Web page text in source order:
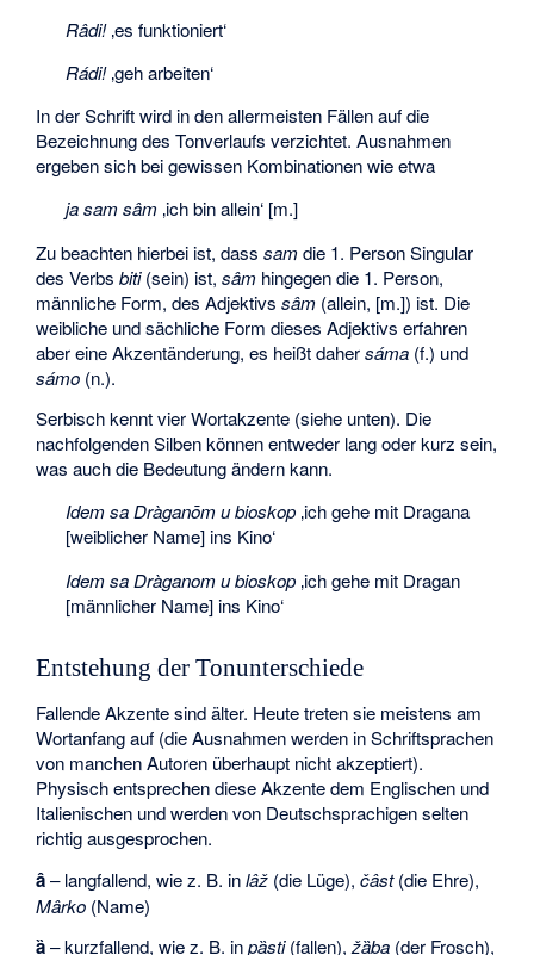
Râdi! ‚es funktioniert‘
Rádi! ‚geh arbeiten‘
In der Schrift wird in den allermeisten Fällen auf die
Bezeichnung des Tonverlaufs verzichtet. Ausnahmen
ergeben sich bei gewissen Kombinationen wie etwa
ja sam sâm ‚ich bin allein‘[m.]
Zu beachten hierbei ist, dasssam die 1. Person Singular
des Verbsbiti(sein) ist,sâm hingegen die 1. Person,
männliche Form, des Adjektivssâm (allein, [m.]) ist. Die
weibliche und sächliche Form dieses Adjektivs erfahren
aber eine Akzentänderung, es heißt dahersáma (f.) und
sámo (n.).
Serbisch kennt vier Wortakzente (siehe unten). Die
nachfolgenden Silben können entweder lang oder kurz sein,
was auch die Bedeutung ändern kann.
Idem sa Dràganōm u bioskop ‚ich gehe mit Dragana
[weiblicher Name] ins Kino‘
Idem sa Dràganom u bioskop ‚ich gehe mit Dragan
[männlicher Name] ins Kino‘
Entstehung der Tonunterschiede
Fallende Akzente sind älter. Heute treten sie meistens am
Wortanfang auf (die Ausnahmen werden in Schriftsprachen
von manchen Autoren überhaupt nicht akzeptiert).
Physisch entsprechen diese Akzente dem Englischen und
Italienischen und werden von Deutschsprachigen selten
richtig ausgesprochen.
â– langfallend, wie z. B. inlâž (die Lüge),čâst(die Ehre),
Mârko (Name)
ȁ– kurzfallend, wie z. B. inpȁsti(fallen),žȁba (der Frosch),